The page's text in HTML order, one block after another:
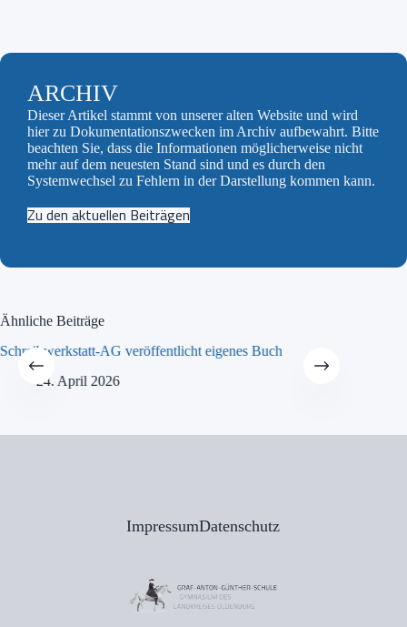
ARCHIV
Dieser Artikel stammt von unserer alten Website und wird
hier zu Dokumentationszwecken im Archiv aufbewahrt. Bitte
beachten Sie, dass die Informationen möglicherweise nicht
mehr auf dem neuesten Stand sind und es durch den
Systemwechsel zu Fehlern in der Darstellung kommen kann.
Zu den aktuellen Beiträgen
Ähnliche Beiträge
Schreibwerkstatt-AG veröffentlicht eigenes Buch
24. April 2026
ImpressumDatenschutz